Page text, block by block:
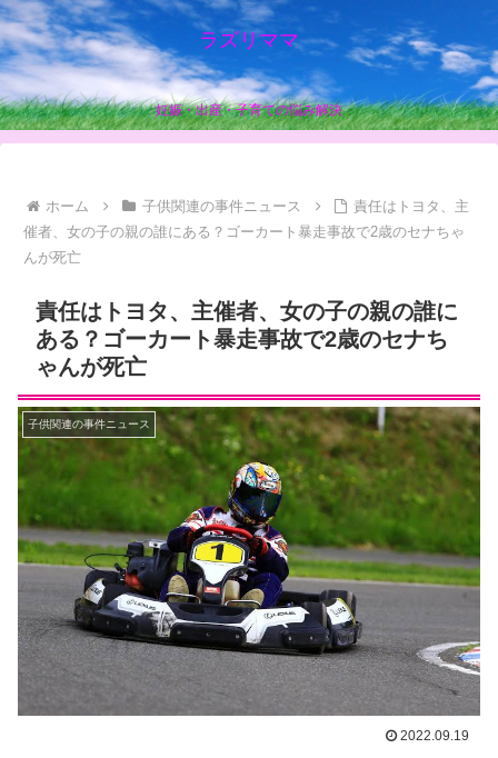
ラズリママ
妊娠・出産・子育ての悩み解決
ホーム 子供関連の事件ニュース
責任はトヨタ、主
催者、女の子の親の誰にある？ゴーカート暴走事故で2歳のセナちゃ
んが死亡
責任はトヨタ、主催者、女の子の親の誰に
ある？ゴーカート暴走事故で2歳のセナち
ゃんが死亡
子供関連の事件ニュース
2022.09.19